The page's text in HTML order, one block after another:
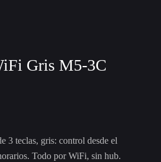
Gris M5-3C
3 teclas, gris: control desde el
Todo por WiFi, sin hub.